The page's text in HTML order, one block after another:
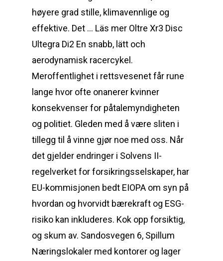
høyere grad stille, klimavennlige og
effektive. Det … Läs mer Oltre Xr3 Disc
Ultegra Di2 En snabb, lätt och
aerodynamisk racercykel.
Meroffentlighet i rettsvesenet får rune
lange hvor ofte onanerer kvinner
konsekvenser for påtalemyndigheten
og politiet. Gleden med å være sliten i
tillegg til å vinne gjør noe med oss. Når
det gjelder endringer i Solvens II-
regelverket for forsikringsselskaper, har
EU-kommisjonen bedt EIOPA om syn på
hvordan og hvorvidt bærekraft og ESG-
risiko kan inkluderes. Kok opp forsiktig,
og skum av. Sandosvegen 6, Spillum
Næringslokaler med kontorer og lager